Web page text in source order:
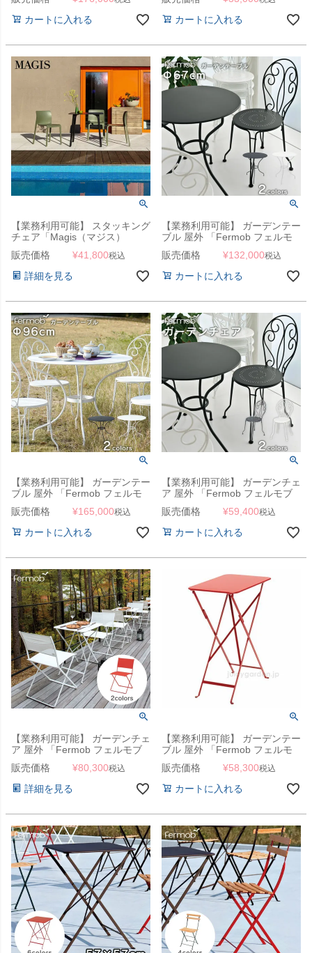
ア」
カートに入れる カートに入れる
【業務利用可能】 スタッキング
チェア「Magis（マジス）
Chair First（チェアファース
ト） SD800」
販売価格 ¥41,800税込
詳細を見る
【業務利用可能】 ガーデンテー
ブル 屋外 「Fermob フェルモ
ブ オペラテーブル67」
販売価格 ¥132,000税込
カートに入れる
【業務利用可能】 ガーデンテー
ブル 屋外 「Fermob フェルモ
ブ オペラテーブル96」
販売価格 ¥165,000税込
カートに入れる
【業務利用可能】 ガーデンチェ
ア 屋外 「Fermob フェルモブ
モンマルトルチェア」
販売価格 ¥59,400税込
カートに入れる
【業務利用可能】 ガーデンチェ
ア 屋外 「Fermob フェルモブ
プレインエアチェア」
販売価格 ¥80,300税込
詳細を見る
【業務利用可能】 ガーデンテー
ブル 屋外 「Fermob フェルモ
ブ ビストロテーブル37×57」
販売価格 ¥58,300税込
カートに入れる